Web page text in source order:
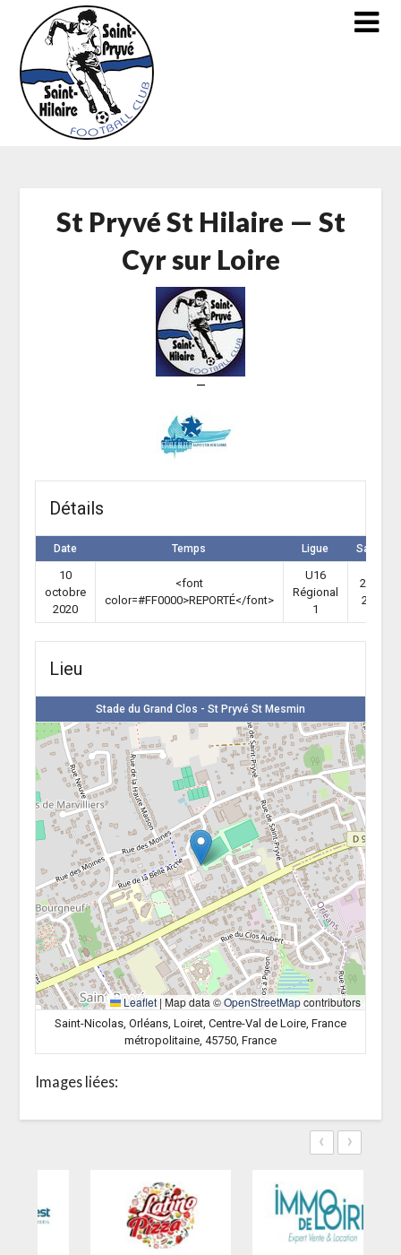
content
St Pryvé St Hilaire — St
Cyr sur Loire
—
Détails
Date Temps Ligue Saison
10
octobre
2020
<font
color=#FF0000>REPORTÉ</font>
U16
Régional
1
2020-
2021
Lieu
Stade du Grand Clos - St Pryvé St Mesmin
Leaflet | Map data ©OpenStreetMapcontributors
Saint-Nicolas, Orléans, Loiret, Centre-Val de Loire, France
métropolitaine, 45750, France
Images liées:
‹ ›